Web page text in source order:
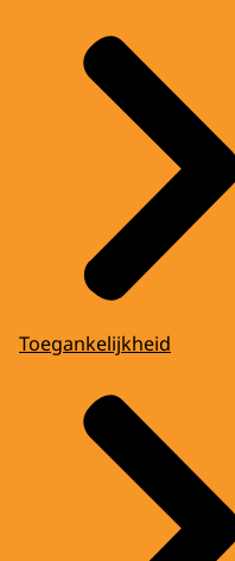
Toegankelijkheid